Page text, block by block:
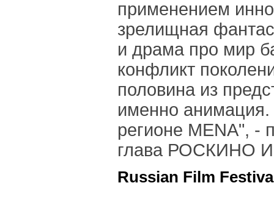
применением
зрелищная
и драма про мир
конфликт
половина из
именно
регионе MENA", -
глава РОСКИНО
Russian Film